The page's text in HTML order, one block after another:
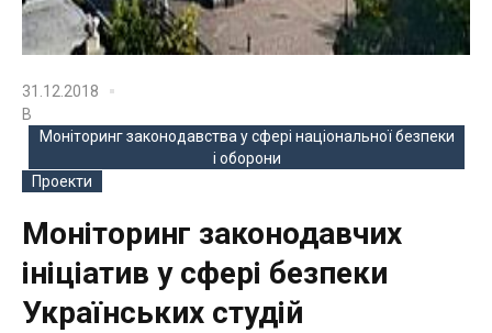
31.12.2018
В
Моніторинг законодавства у сфері національної безпеки
і оборони
Проекти
Моніторинг законодавчих
ініціатив у сфері безпеки
Українських студій